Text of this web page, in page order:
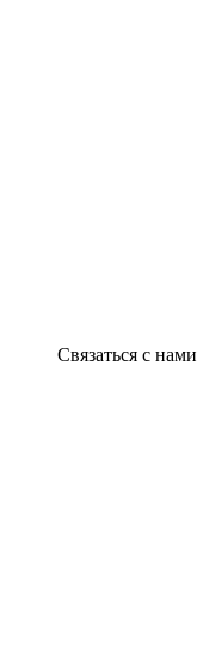
Связаться с нами